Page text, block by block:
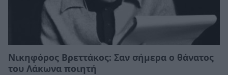
Νικηφόρος Βρεττάκος: Σαν σήμερα ο θάνατος
του Λάκωνα ποιητή